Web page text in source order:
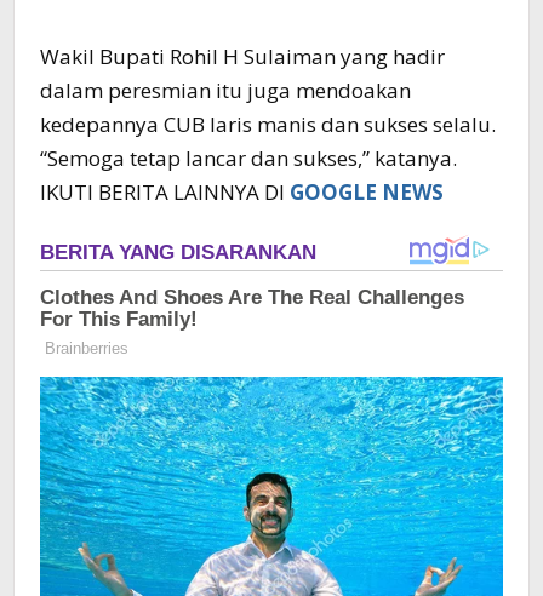
Wakil Bupati Rohil H Sulaiman yang hadir
dalam peresmian itu juga mendoakan
kedepannya CUB laris manis dan sukses selalu.
“Semoga tetap lancar dan sukses,” katanya.
IKUTI BERITA LAINNYA DI GOOGLE NEWS